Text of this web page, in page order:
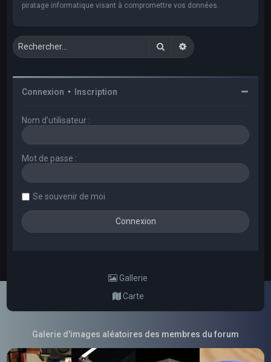
piratage informatique visant à compromettre vos données.
RechercherRecherche avancée
Connexion • Inscription
Nom d’utilisateur :
Mot de passe :
Se souvenir de moi
Gallerie
Carte
Galerie d'images aléatoires des membres du forum